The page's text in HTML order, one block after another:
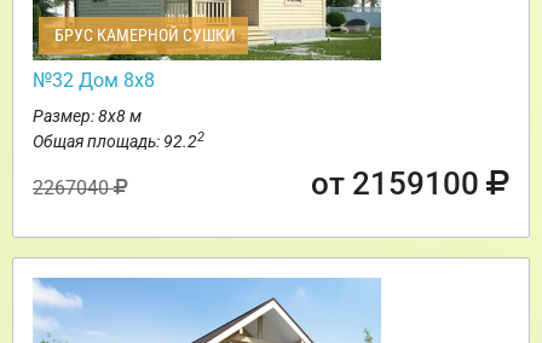
БРУС КАМЕРНОЙ СУШКИ
№32 Дом 8х8
Размер: 8х8 м
Общая площадь: 92.22
2267040 от 2159100